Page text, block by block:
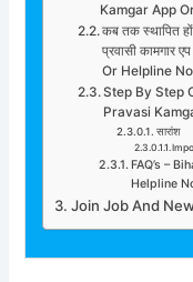
Kamgar App
कब तक स्थापित
प्रवासी
Or Helpline
Step By Step
Pravasi
सारांश
FAQ’s –
Helpline
Join Job And